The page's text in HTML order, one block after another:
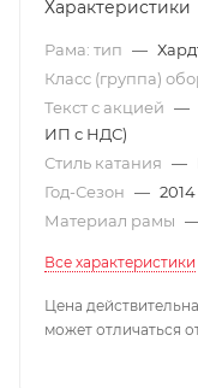
Характеристики
Рама: тип —
Класс (группа)
Текст с акцией —
ИП с НДС)
Стиль катания —
Год-Сезон — 2014
Материал рамы
Все характеристики
Цена
может отличаться